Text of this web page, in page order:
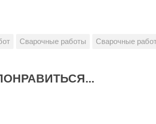
Сварочные работы Сварочные